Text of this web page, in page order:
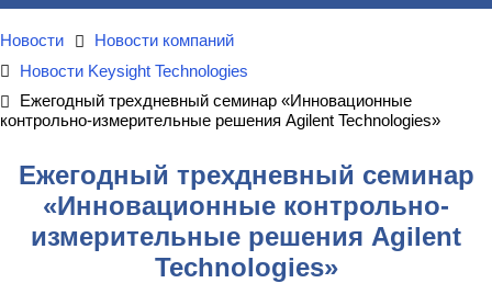
Новости
Новости компаний
Новости Keysight Technologies
Ежегодный трехдневный семинар «Инновационные
контрольно-измерительные решения Agilent Technologies»
Ежегодный трехдневный семинар
«Инновационные контрольно-
измерительные решения Agilent
Technologies»